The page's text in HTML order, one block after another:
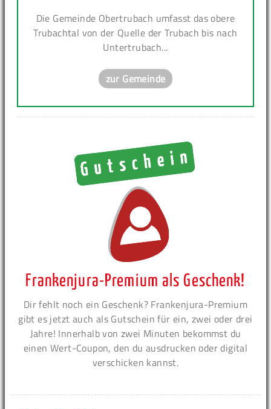
Die Gemeinde Obertrubach umfasst das obere
Trubachtal von der Quelle der Trubach bis nach
Untertrubach...
zur Gemeinde
Frankenjura-Premium als Geschenk!
Dir fehlt noch ein Geschenk? Frankenjura-Premium
gibt es jetzt auch als Gutschein für ein, zwei oder drei
Jahre! Innerhalb von zwei Minuten bekommst du
einen Wert-Coupon, den du ausdrucken oder digital
verschicken kannst.